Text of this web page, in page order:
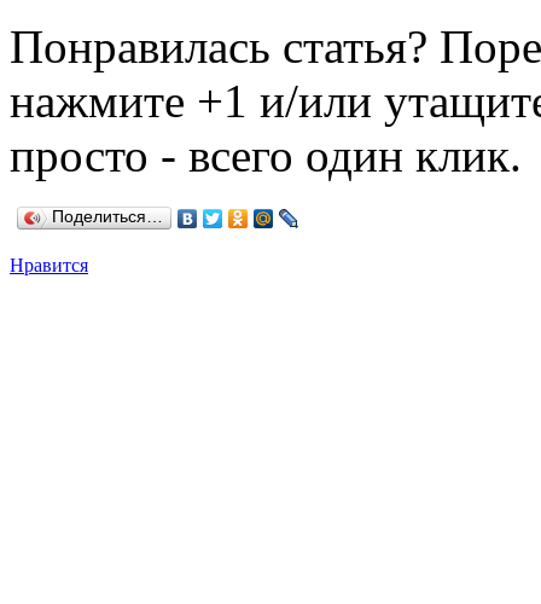
Понравилась статья?
нажмите +1 и/или
просто - всего один клик.
Поделиться…
Нравится